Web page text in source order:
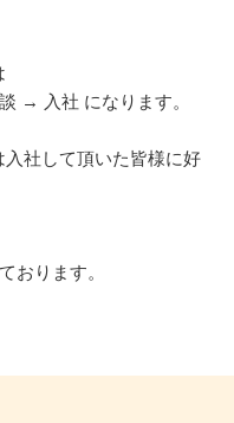
→ 入社 になります。
社して頂いた皆様に好
おります。